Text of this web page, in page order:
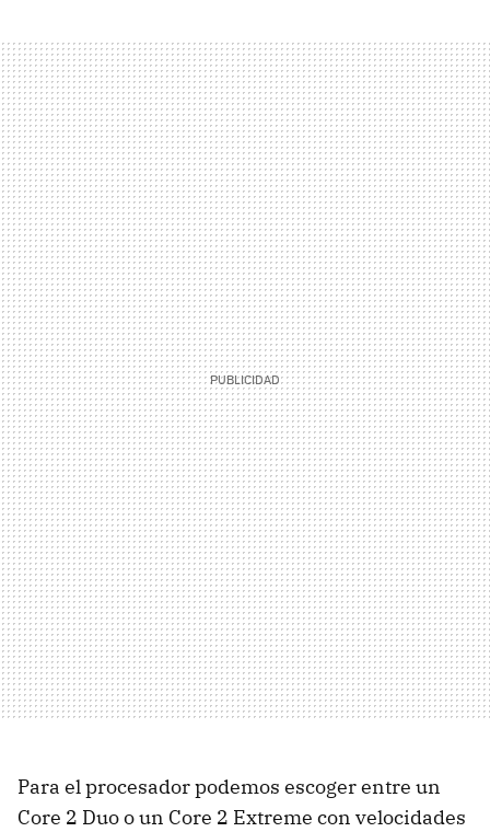
Para el procesador podemos escoger entre un
Core 2 Duo o un Core 2 Extreme con velocidades